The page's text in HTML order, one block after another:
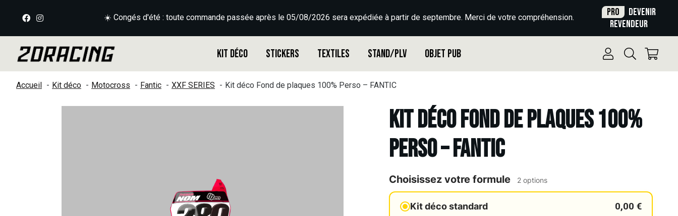
☀️ Congés d'été : toute commande passée après le 05/08/2026 sera expédiée à partir de septembre. Merci de votre compréhension. Pro
Devenir
revendeur
Kit déco Stickers Textiles Stand/PLV Objet Pub
Accueil Kit déco Motocross Fantic XXF SERIES Kit déco Fond de plaques 100% Perso – FANTIC
Kit déco Fond de plaques 100%
Perso – FANTIC
Choisissez votre formule 2 options
Kit déco standard 0,00 €